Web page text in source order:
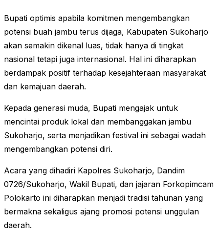
Bupati optimis apabila komitmen mengembangkan
potensi buah jambu terus dijaga, Kabupaten Sukoharjo
akan semakin dikenal luas, tidak hanya di tingkat
nasional tetapi juga internasional. Hal ini diharapkan
berdampak positif terhadap kesejahteraan masyarakat
dan kemajuan daerah.
Kepada generasi muda, Bupati mengajak untuk
mencintai produk lokal dan membanggakan jambu
Sukoharjo, serta menjadikan festival ini sebagai wadah
mengembangkan potensi diri.
Acara yang dihadiri Kapolres Sukoharjo, Dandim
0726/Sukoharjo, Wakil Bupati, dan jajaran Forkopimcam
Polokarto ini diharapkan menjadi tradisi tahunan yang
bermakna sekaligus ajang promosi potensi unggulan
daerah.